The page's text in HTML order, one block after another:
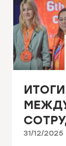
31/12/2025